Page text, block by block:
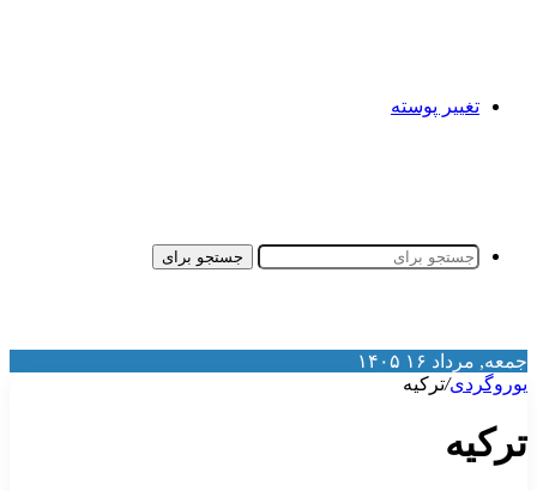
تغییر پوسته
جستجو برای
مرداد ۱۶ ۱۴۰۵
/ترکیه